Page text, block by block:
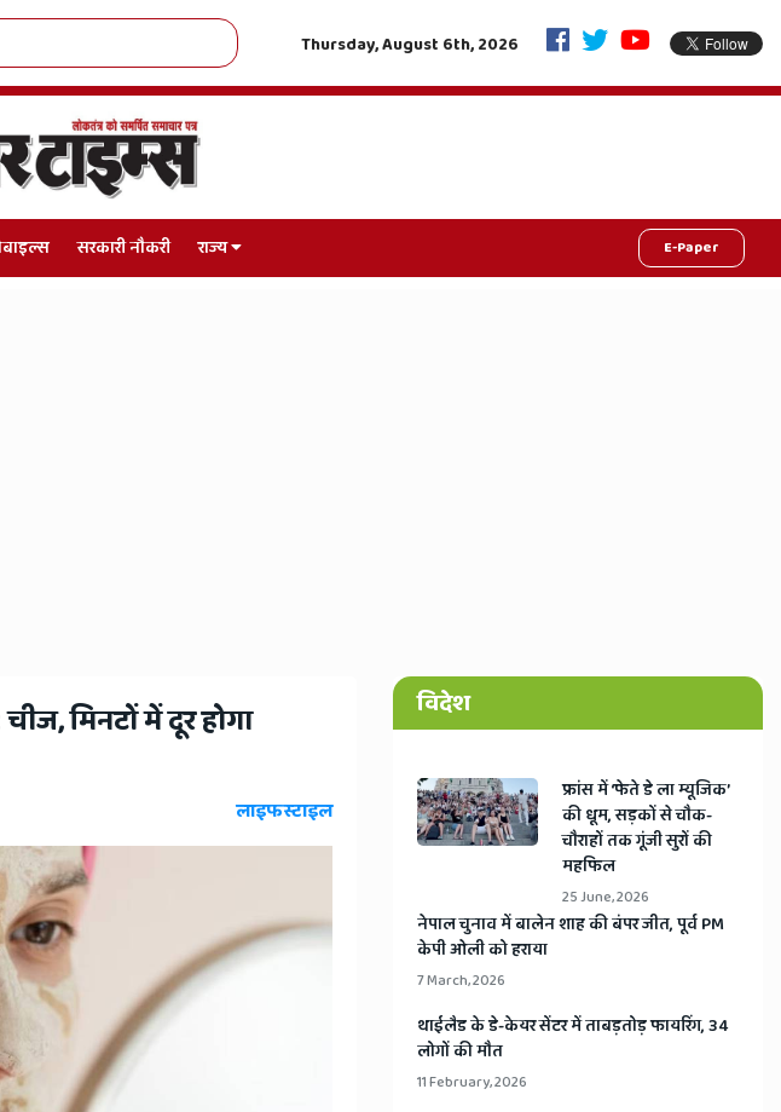
हुआ 'जुग-जुग जियो अभियान' काशी की पवित्र रज से महका राजस्थान: 1138 मंडलों और गांवों में
Thursday, August 6th, 2026
सरकारी नौकरी राज्य E-Paper
मिनटों में दूर होगा
लाइफस्टाइल
विदेश
​फ्रांस में ‘फेते डे ला म्यूजिक’
की धूम, सड़कों से चौक-
चौराहों तक गूंजी सुरों की
महफिल
25 June, 2026
​नेपाल चुनाव में बालेन शाह की बंपर जीत, पूर्व PM
केपी ओली को हराया
7 March, 2026
​थाईलैड के डे-केयर सेंटर में ताबड़तोड़ फायरिंग, 34
लोगों की मौत
11 February, 2026